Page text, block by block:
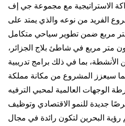
الاستراتيجية مع مجموعة جي إف
الفريد من نوعه والذي يمتد على
52 ألف متر مربع ضمن تطوير سياحي متكامل
مساحة 1.3 مليون متر مربع في شاطئ بلاج الجزائر،
بما في ذلك برامج تدريبية
سيعزز المشروع من مكانة مملكة
الوجهات العالمية لمحبي الترفيه
جديدة للنمو الاقتصادي وتوظيف
رؤية البحرين لتكون رائدة في مجال